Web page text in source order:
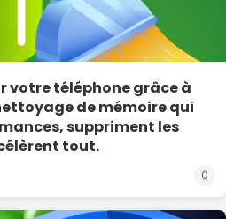
votre téléphone grâce à
de mémoire qui
suppriment les
tout.
0